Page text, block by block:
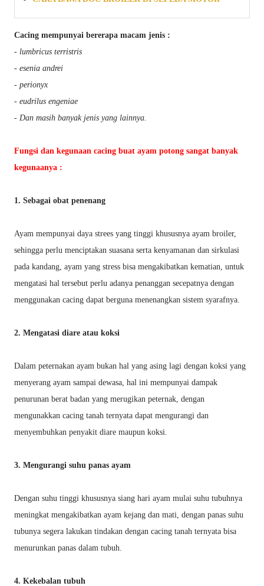
Cacing mempunyai bererapa macam jenis :
- lumbricus terristris
- esenia andrei
- perionyx
- eudrilus engeniae
- Dan masih banyak jenis yang lainnya.
Fungsi dan kegunaan cacing buat ayam potong sangat banyak
kegunaanya :
1. Sebagai obat penenang
Ayam mempunyai daya strees yang tinggi khususnya ayam broiler,
sehingga perlu menciptakan suasana serta kenyamanan dan sirkulasi
pada kandang, ayam yang stress bisa mengakibatkan kematian, untuk
mengatasi hal tersebut perlu adanya penanggan secepatnya dengan
menggunakan cacing dapat berguna menenangkan sistem syarafnya.
2. Mengatasi diare atau koksi
Dalam peternakan ayam bukan hal yang asing lagi dengan koksi yang
menyerang ayam sampai dewasa, hal ini mempunyai dampak
penurunan berat badan yang merugikan peternak, dengan
mengunakkan cacing tanah ternyata dapat mengurangi dan
menyembuhkan penyakit diare maupun koksi.
3. Mengurangi suhu panas ayam
Dengan suhu tinggi khususnya siang hari ayam mulai suhu tubuhnya
meningkat mengakibatkan ayam kejang dan mati, dengan panas suhu
tubunya segera lakukan tindakan dengan cacing tanah ternyata bisa
menurunkan panas dalam tubuh.
4. Kekebalan tubuh